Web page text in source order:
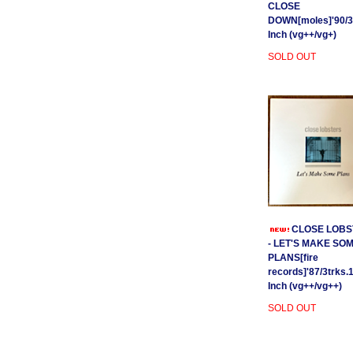
CLOSE
DOWN[moles]'90/
Inch (vg++/vg+)
SOLD OUT
CLOSE
- LET'S MAKE
PLANS[fire
records]'87/
Inch (vg++/vg++)
SOLD OUT